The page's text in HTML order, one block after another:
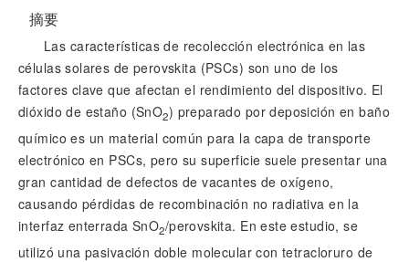
摘要
Las características de recolección electrónica en las
células solares de perovskita (PSCs) son uno de los
factores clave que afectan el rendimiento del dispositivo. El
dióxido de estaño (SnO2) preparado por deposición en baño
químico es un material común para la capa de transporte
electrónico en PSCs, pero su superficie suele presentar una
gran cantidad de defectos de vacantes de oxígeno,
causando pérdidas de recombinación no radiativa en la
interfaz enterrada SnO2/perovskita. En este estudio, se
utilizó una pasivación doble molecular con tetracloruro de